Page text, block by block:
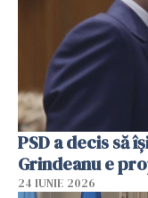
PSD a decis să
Grindeanu e
24 IUNIE 2026